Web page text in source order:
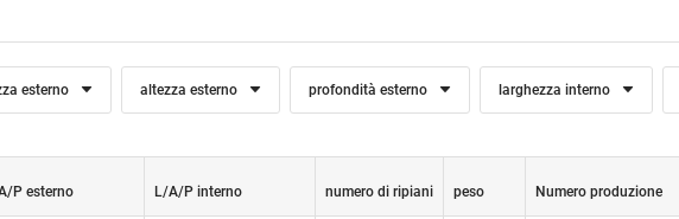
esterno altezza esterno profondità esterno larghezza interno
P esterno L/A/P interno numero di ripiani peso Numero produzione